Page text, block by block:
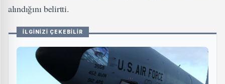
alındığını belirtti.
İLGİNİZİ ÇEKEBİLİR